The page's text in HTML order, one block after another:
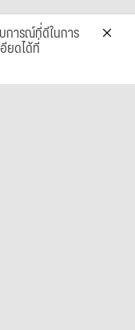
การณ์ที่ดีในการ
ยดได้ที่